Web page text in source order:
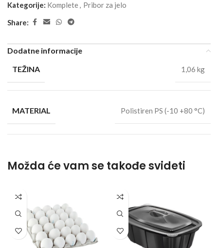
Kategorije: Komplete, Pribor za jelo
Share:
Dodatne informacije
TEŽINA
1,06 kg
MATERIAL Polistiren PS (-10 +80 °C)
Možda će vam se takođe svideti